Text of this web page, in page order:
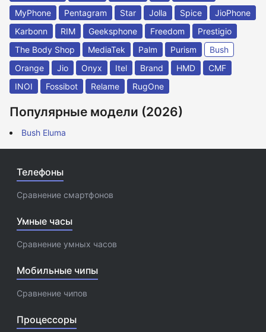
MyPhone
Pentagram Star Jolla Spice
JioPhone
Karbonn
RIM Geeksphone Freedom
Prestigio
The Body Shop
MediaTek Palm Purism
Bush
Orange
Jio Onyx Itel Brand HMD
CMF
INOI
Fossibot Relame RugOne
Популярные модели (2026)
Bush Eluma
Телефоны
Сравнение смартфонов
Умные часы
Сравнение умных часов
Мобильные чипы
Сравнение чипов
Процессоры